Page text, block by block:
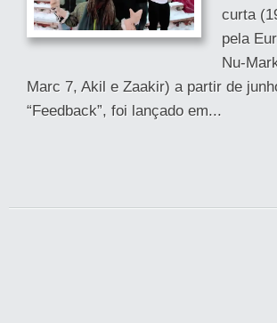
curta
pela
Nu-
Marc 7, Akil e Zaakir) a partir de
“Feedback”, foi lançado em...